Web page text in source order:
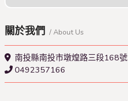
關於我們 / About Us
南投縣南投市墩煌路三段168號
0492357166